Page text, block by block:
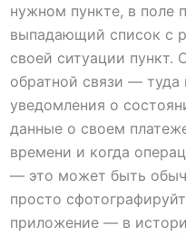
нужном пункте, в поле
выпадающий список с
своей ситуации пункт.
обратной связи —
уведомления о
данные о своем
времени и когда
— это может быть
просто
приложение — в